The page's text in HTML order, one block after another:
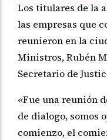
Los titulares de la
las empresas que
reunieron en la
Ministros, Rubén
Secretario de
«Fue una reunión
de dialogo, somos
comienzo, el